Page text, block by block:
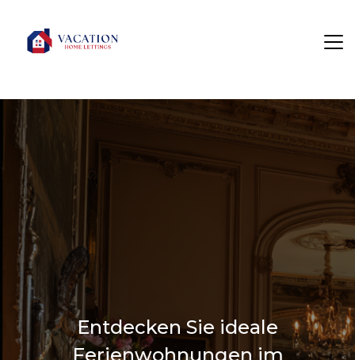
Entdecken Sie ideale
Ferienwohnungen im